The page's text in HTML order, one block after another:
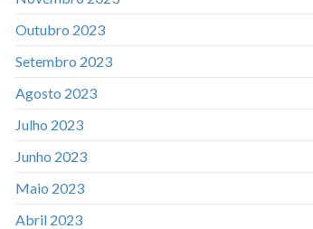
Outubro 2023
Setembro 2023
Agosto 2023
Julho 2023
Junho 2023
Maio 2023
Abril 2023